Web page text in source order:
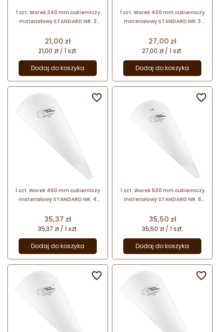
1 szt. Worek 340 mm cukierniczy
materiałowy STANDARD NR. 2
Cena
21,00 zł
21,00 zł / 1 szt.
Dodaj do koszyka
1 szt. Worek 400 mm cukierniczy
materiałowy STANDARD NR. 3
Cena
27,00 zł
27,00 zł / 1 szt.
Dodaj do koszyka
1 szt. Worek 460 mm cukierniczy
materiałowy STANDARD NR. 4
Cena
35,37 zł
35,37 zł / 1 szt.
Dodaj do koszyka

1 szt. Worek 500 mm cukierniczy
materiałowy STANDARD NR. 5
Cena
35,50 zł
35,50 zł / 1 szt.
Dodaj do koszyka

 